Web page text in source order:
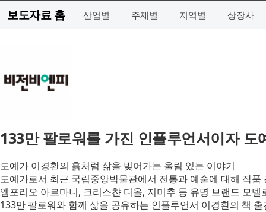
보도자료 홈 산업별 주제별 지역별 상장사
133만 팔로워를 가진 인플루언서이자 도
도예가 이경환의 흙처럼 삶을 빚어가는 울림 있는 이야기
도예가로서 최근 국립중앙박물관에서 전통과 예술에 대해 작품
엠포리오 아르마니, 크리스챤 디올, 지미추 등 유명 브랜드 모
133만 팔로워와 함께 삶을 공유하는 인플루언서 이경환의 책 출